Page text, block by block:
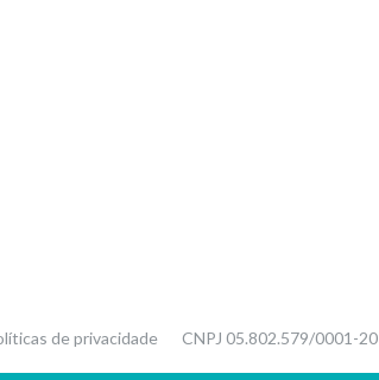
de privacidade CNPJ 05.802.579/0001-20